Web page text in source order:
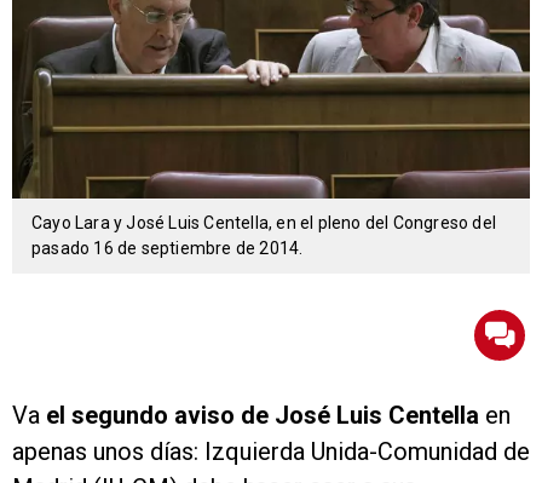
Cayo Lara y José Luis Centella, en el pleno del Congreso del
pasado 16 de septiembre de 2014.
Va el segundo aviso de José Luis Centella en
apenas unos días: Izquierda Unida-Comunidad de